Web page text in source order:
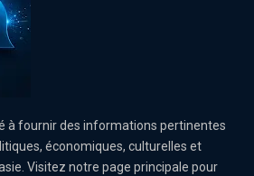
à fournir des informations pertinentes
économiques, culturelles et
Visitez notre page principale pour